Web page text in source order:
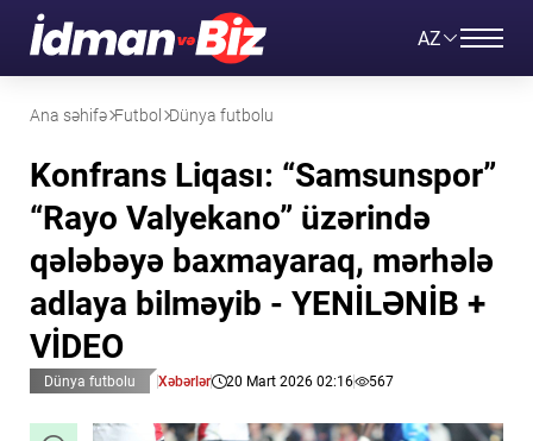
AZ
Ana səhifə Futbol Dünya futbolu
Konfrans Liqası: “Samsunspor”
“Rayo Valyekano” üzərində
qələbəyə baxmayaraq, mərhələ
adlaya bilməyib - YENİLƏNİB +
VİDEO
Dünya futbolu Xəbərlər 20 Mart 2026 02:16 567